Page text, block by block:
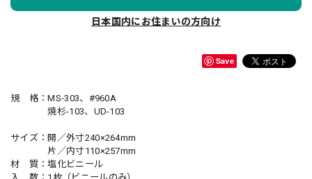
日本国内にお住まいの方向け
Save
規 格：MS-303、#960A
焼杉-103、UD-103
サイズ：開／外寸240×264mm
片／内寸110×257mm
材 質：塩化ビニール